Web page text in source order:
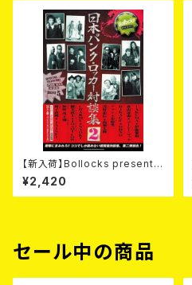
【新入荷】Bollocks presents
『日本パンク・ロッカー対談集2』
¥2,420
セール中の商品